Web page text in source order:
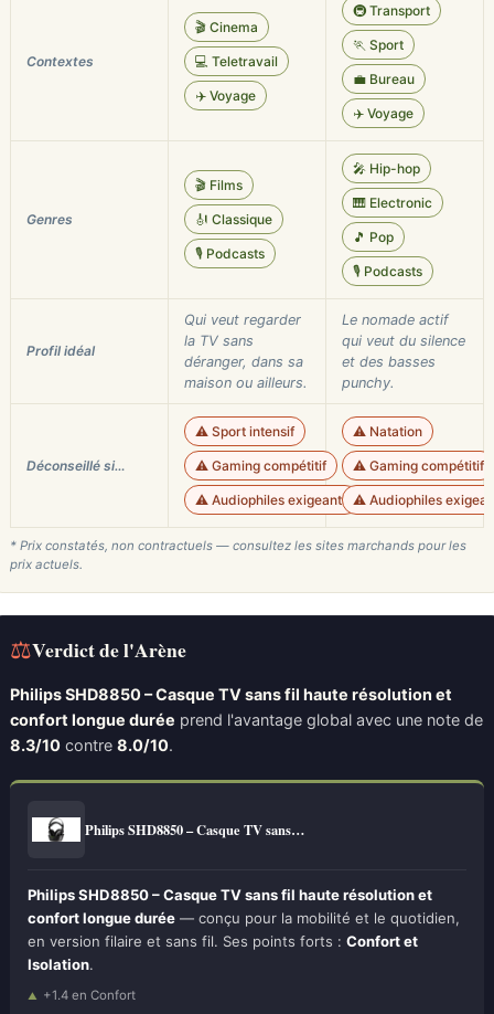
Contextes
🎬 Cinema
💻 Teletravail
✈️ Voyage
🚇 Transport
🏃 Sport
💼 Bureau
✈️ Voyage
Genres
🎬 Films
🎻 Classique
🎙️ Podcasts
🎤 Hip-hop
🎹 Electronic
🎵 Pop
🎙️ Podcasts
Profil idéal
Qui veut regarder
la TV sans
déranger, dans sa
maison ou ailleurs.
Le nomade actif
qui veut du silence
et des basses
punchy.
Déconseillé si…
⚠️ Sport intensif
⚠️ Gaming compétitif
⚠️ Audiophiles exigeants
⚠️ Natation
⚠️ Gaming compétitif
⚠️ Audiophiles
* Prix constatés, non contractuels — consultez les sites marchands pour les
prix actuels.
⚖Verdict de l'Arène
Philips SHD8850 – Casque TV sans fil haute résolution et
confort longue durée prend l'avantage global avec une note de
8.3/10 contre 8.0/10.
Philips SHD8850 – Casque TV sans…
Philips SHD8850 – Casque TV sans fil haute résolution et
confort longue durée — conçu pour la mobilité et le quotidien,
en version filaire et sans fil. Ses points forts : Confort et
Isolation.
+1.4 en Confort